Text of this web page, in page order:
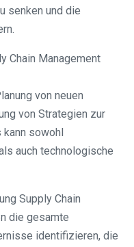
senken und die
Chain Management
von neuen
von Strategien zur
sowohl
auch technologische
Supply Chain
die gesamte
identifizieren, die